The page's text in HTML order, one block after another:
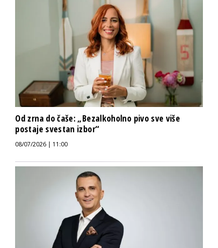
Od zrna do čaše: „Bezalkoholno pivo sve više
postaje svestan izbor“
08/07/2026 | 11:00